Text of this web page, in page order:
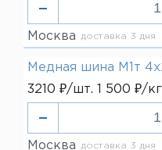
Москва доставка 3 дня
Медная шина М1т
3210 ₽/шт. 1 500 ₽/
Москва доставка 3 дня